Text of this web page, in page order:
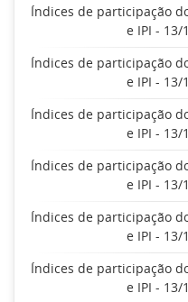
Índices de participação
e IPI - 13/
Índices de participação
e IPI - 13/
Índices de participação
e IPI - 13/
Índices de participação
e IPI - 13/
Índices de participação
e IPI - 13/
Índices de participação
e IPI - 13/